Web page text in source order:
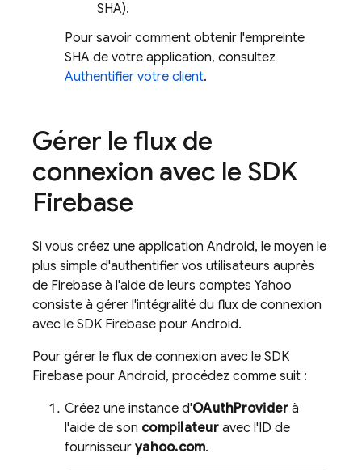
SHA).
Pour savoir comment obtenir l'empreinte
SHA de votre application, consultez
Authentifier votre client.
Gérer le flux de
connexion avec le SDK
Firebase
Si vous créez une application Android, le moyen le
plus simple d'authentifier vos utilisateurs auprès
de Firebase à l'aide de leurs comptes Yahoo
consiste à gérer l'intégralité du flux de connexion
avec le SDK Firebase pour Android.
Pour gérer le flux de connexion avec le SDK
Firebase pour Android, procédez comme suit :
Créez une instance d'OAuthProvider à
l'aide de son compilateuravec l'ID de
fournisseur yahoo.com.